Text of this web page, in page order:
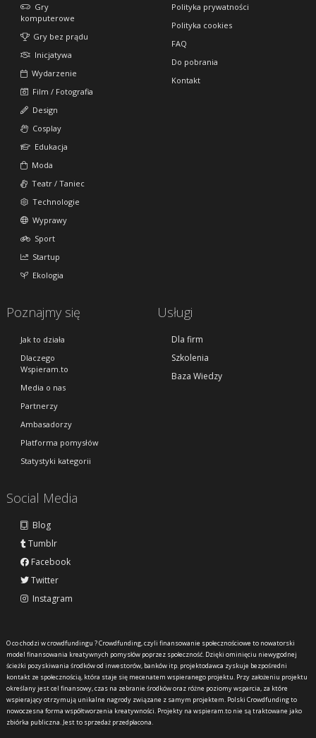
Gry
komputerowe
Gry bez prądu
Inicjatywa
Wydarzenie
Film / Fotografia
Design
Cosplay
Edukacja
Moda
Teatr / Taniec
Technologie
Wyprawy
Sport
Startup
Ekologia
Polityka prywatności
Polityka cookies
FAQ
Do pobrania
Kontakt
Poznajmy się
Jak to działa
Dlaczego
Wspieram.to
Media o nas
Partnerzy
Ambasadorzy
Platforma pomysłów
Statystyki kategorii
Usługi
Dla firm
Szkolenia
Baza Wiedzy
Social Media
Blog
Tumblr
Facebook
Twitter
Instagram
O co chodzi w crowdfundingu ?Crowdfunding, czyli finansowanie społecznościowe to nowatorski
model finansowania kreatywnych pomysłów poprzez społeczność. Dzięki ominięciu niewygodnej
ścieżki pozyskiwania środków od inwestorów, banków itp. projektodawca zyskuje bezpośredni
kontakt ze społecznością, która staje się mecenatem wspieranego projektu. Przy założeniu projektu
określany jest cel finansowy, czas na zebranie środków oraz różne poziomy wsparcia, za które
wspierający otrzymują unikalne nagrody związane z samym projektem. Polski Crowdfunding to
nowoczesna forma współtworzenia kreatywności. Projekty na wspieram.to nie są traktowane jako
zbiórka publiczna. Jest to sprzedaż przedpłacona.